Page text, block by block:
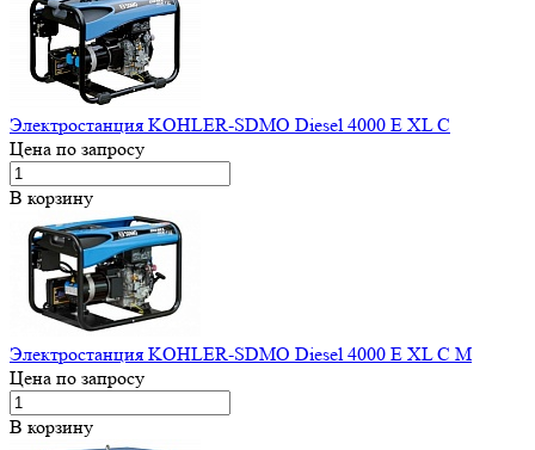
Электростанция KOHLER-SDMO Diesel 4000 E XL C
Цена по запросу
В корзину
Электростанция KOHLER-SDMO Diesel 4000 E XL C M
Цена по запросу
В корзину